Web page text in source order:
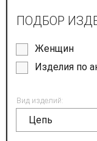
ПОДБОР
Женщин
Изделия по
Вид изделий:
Цепь